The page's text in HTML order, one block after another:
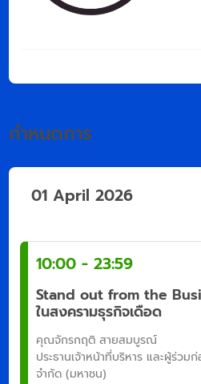
กำหนดการ
01 April 2026
10:00 - 23:59
Stand out from the
ในสงครามธุรกิจเดือด
คุณจักรกฤติ สายสมบูรณ์
ประธานเจ้าหน้าที่บริหาร และผู้ร่วม
จำกัด (มหาชน)